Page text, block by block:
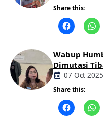
Share this:
Wabup
Dimutasi
Bupati
07 Oct 2025
Share this: